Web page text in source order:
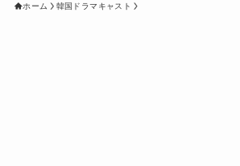
ホーム 韓国ドラマキャスト